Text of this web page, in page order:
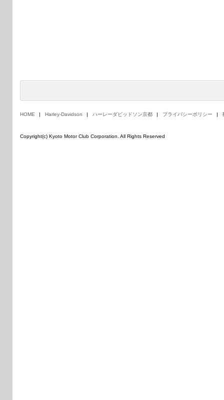
HOME Harley-Davidson ハーレーダビッドソン京都 プライバシーポリシー
Copyright(c) Kyoto Motor Club Corporation. All Rights Reserved